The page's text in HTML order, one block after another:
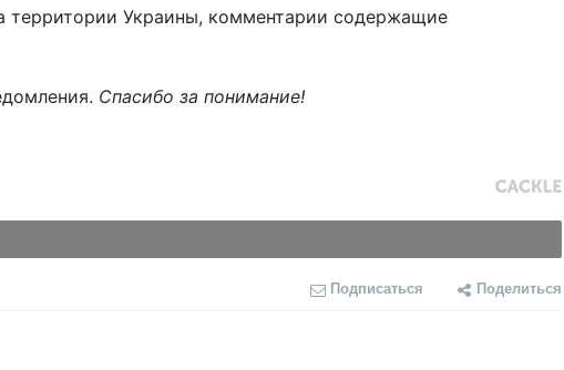
Украины, комментарии содержащие
Спасибо за понимание!
Подписаться Поделиться